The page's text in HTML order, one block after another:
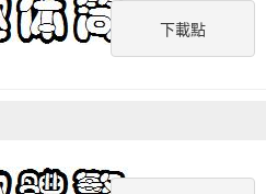
下載點